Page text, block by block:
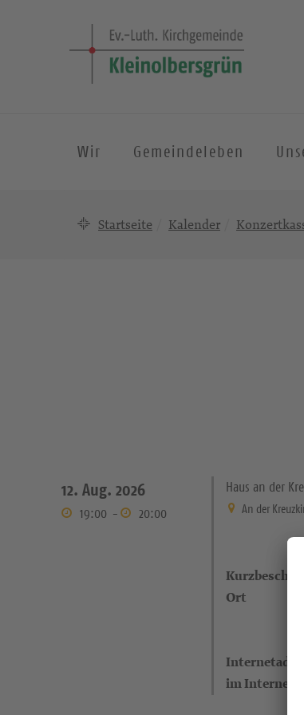
Wir Gemeindeleben
Startseite Kalender
12. Aug. 2026
19:00 - 20:00
Haus an der
An der
Ort
im Internet)